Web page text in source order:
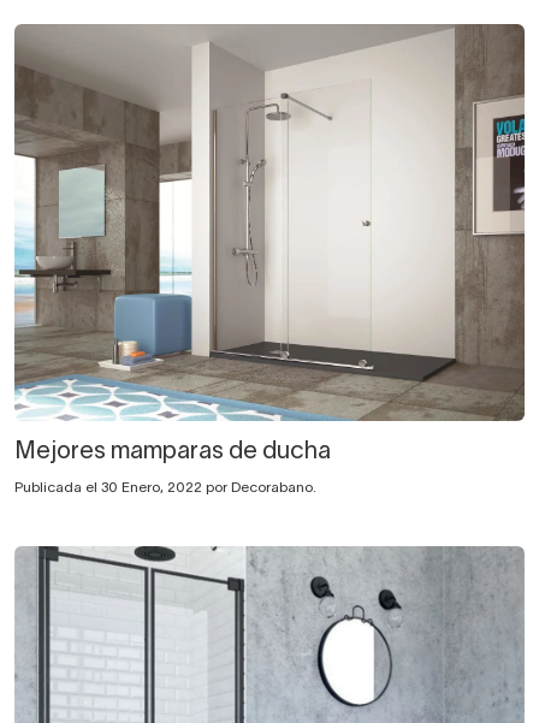
Mejores mamparas de ducha
Publicada el 30 Enero, 2022 por Decorabano.